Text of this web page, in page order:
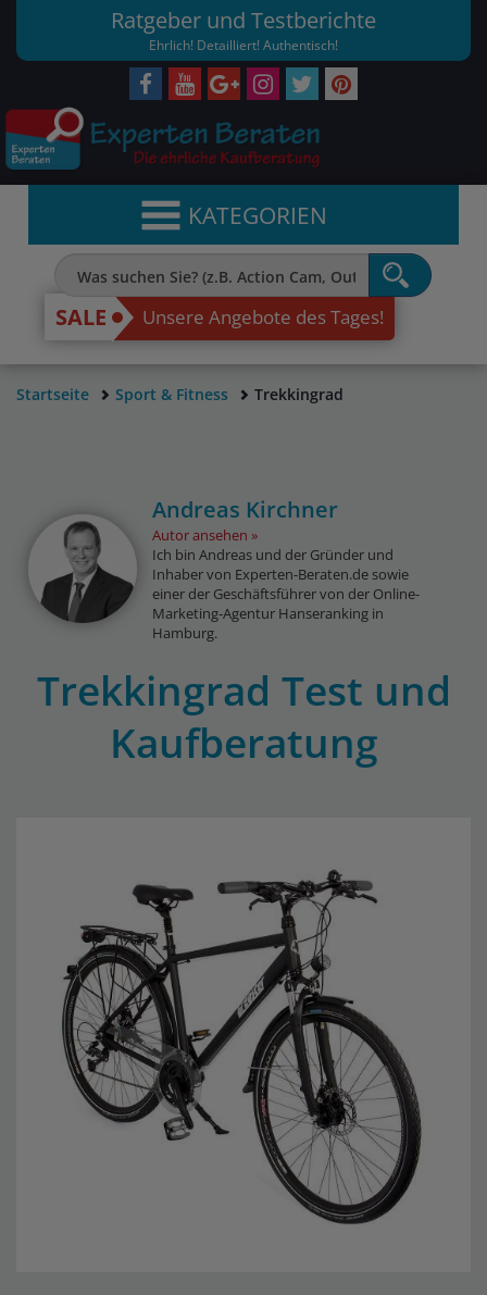
Ratgeber und Testberichte
Ehrlich! Detailliert! Authentisch!
KATEGORIEN
SALE Unsere Angebote des Tages!
Startseite Sport & Fitness Trekkingrad
Andreas Kirchner
Autor ansehen
Ich bin Andreas und der Gründer und
Inhaber von Experten-Beraten.de sowie
einer der Geschäftsführer von der Online-
Marketing-Agentur Hanseranking in
Hamburg.
Trekkingrad Test und
Kaufberatung